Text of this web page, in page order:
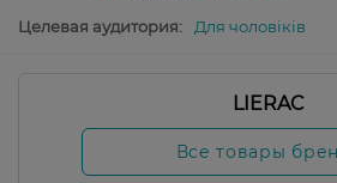
Целевая аудитория: Для чоловіків
LIERAC
Все товары